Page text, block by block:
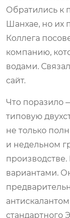
Обратились к
Шанхае, но их
Коллега
компанию,
водами.
сайт.
Что поразило
типовую
не только
и недельном
вариантами.
стандартного